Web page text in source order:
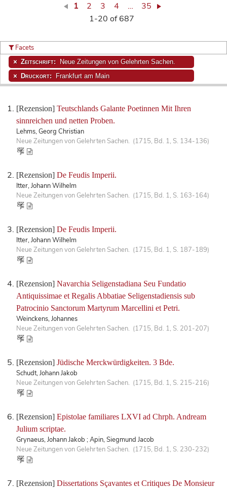
1 2 3 4 …
35
1-20 of 687
[Rezension] Teutschlands Galante Poetinnen Mit Ihren
sinnreichen und netten Proben.
Lehms, Georg Christian
Neue Zeitungen von Gelehrten Sachen. (1715, Bd. 1, S. 134-136)
[Rezension] De Feudis Imperii.
Itter, Johann Wilhelm
Neue Zeitungen von Gelehrten Sachen. (1715, Bd. 1, S. 163-164)
[Rezension] De Feudis Imperii.
Itter, Johann Wilhelm
Neue Zeitungen von Gelehrten Sachen. (1715, Bd. 1, S. 187-189)
[Rezension] Navarchia Seligenstadiana Seu Fundatio
Antiquissimae et Regalis Abbatiae Seligenstadiensis sub
Patrocinio Sanctorum Martyrum Marcellini et Petri.
Weinckens, Johannes
Neue Zeitungen von Gelehrten Sachen. (1715, Bd. 1, S. 201-207)
[Rezension] Jüdische Merckwürdigkeiten. 3 Bde.
Schudt, Johann Jakob
Neue Zeitungen von Gelehrten Sachen. (1715, Bd. 1, S. 215-216)
[Rezension] Epistolae familiares LXVI ad Chrph. Andream
Julium scriptae.
Grynaeus, Johann Jakob ; Apin, Siegmund Jacob
Neue Zeitungen von Gelehrten Sachen. (1715, Bd. 1, S. 230-232)
[Rezension] Dissertations Sçavantes et Critiques De Monsieur
Facets
Zeitschrift: Neue Zeitungen von Gelehrten Sachen.
Druckort: Frankfurt am Main